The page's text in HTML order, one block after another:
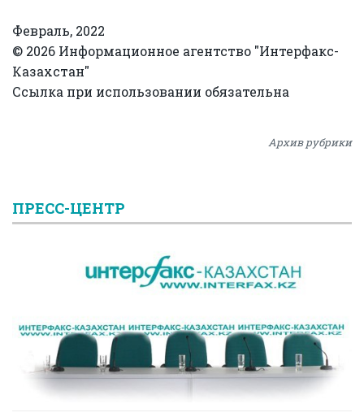
Февраль, 2022
© 2026 Информационное агентство "Интерфакс-
Казахстан"
Ссылка при использовании обязательна
Архив рубрики
ПРЕСС-ЦЕНТР